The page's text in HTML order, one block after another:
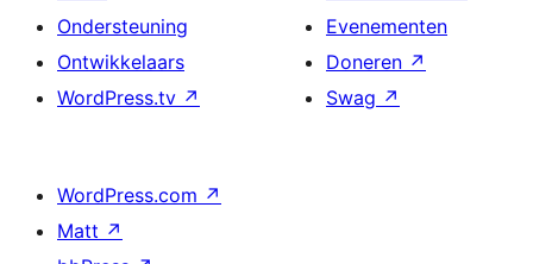
Ondersteuning
Ontwikkelaars
WordPress.tv ↗
Evenementen
Doneren ↗
Swag ↗
WordPress.com ↗
Matt ↗